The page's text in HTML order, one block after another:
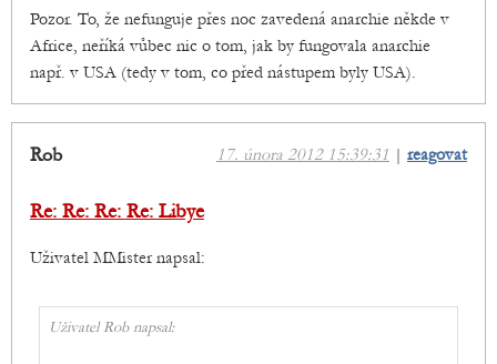
Pozor. To, že nefunguje přes noc zavedená anarchie někde v
Africe, neříká vůbec nic o tom, jak by fungovala anarchie
např. v USA (tedy v tom, co před nástupem byly USA).
17. února 2012 15:39:31 | reagovat
Rob
Re: Re: Re: Re: Libye
Uživatel MMister napsal:
Uživatel Rob napsal: